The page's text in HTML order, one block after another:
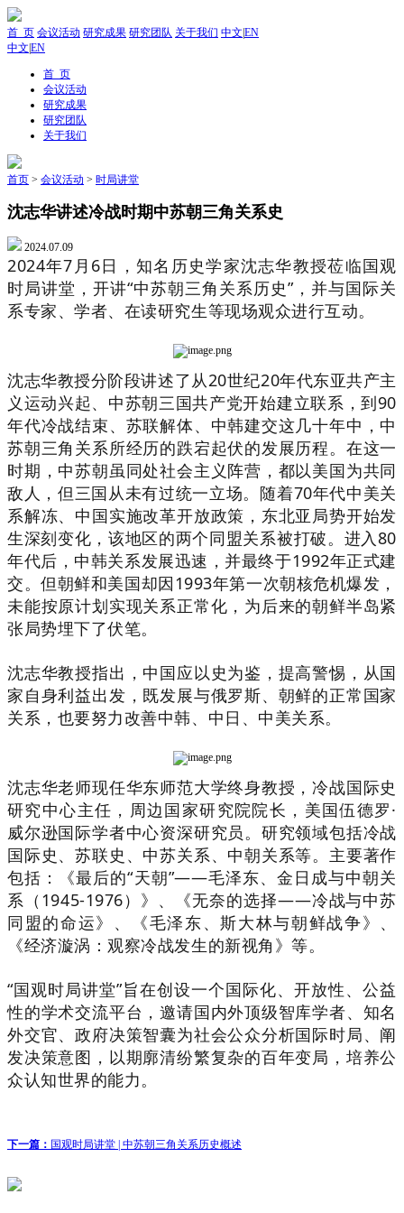
首 页 会议活动 研究成果 研究团队 关于我们 中文 EN
中文 EN
首 页
会议活动
研究成果
研究团队
关于我们
首页 > 会议活动 > 时局讲堂
沈志华讲述冷战时期中苏朝三角关系史
2024.07.09
2024年7月6日，知名历史学家沈志华教授莅临国观
时局讲堂，开讲“中苏朝三角关系历史”，并与国际关
系专家、学者、在读研究生等现场观众进行互动。
沈志华教授分阶段讲述了从20世纪20年代东亚共产主
义运动兴起、中苏朝三国共产党开始建立联系，到90
年代冷战结束、苏联解体、中韩建交这几十年中，中
苏朝三角关系所经历的跌宕起伏的发展历程。在这一
时期，中苏朝虽同处社会主义阵营，都以美国为共同
敌人，但三国从未有过统一立场。随着70年代中美关
系解冻、中国实施改革开放政策，东北亚局势开始发
生深刻变化，该地区的两个同盟关系被打破。进入80
年代后，中韩关系发展迅速，并最终于1992年正式建
交。但朝鲜和美国却因1993年第一次朝核危机爆发，
未能按原计划实现关系正常化，为后来的朝鲜半岛紧
张局势埋下了伏笔。
沈志华教授指出，中国应以史为鉴，提高警惕，从国
家自身利益出发，既发展与俄罗斯、朝鲜的正常国家
关系，也要努力改善中韩、中日、中美关系。
沈志华老师现任华东师范大学终身教授，冷战国际史
研究中心主任，周边国家研究院院长，美国伍德罗·
威尔逊国际学者中心资深研究员。研究领域包括冷战
国际史、苏联史、中苏关系、中朝关系等。主要著作
包括：《最后的“天朝”——毛泽东、金日成与中朝关
系（1945-1976）》、《无奈的选择——冷战与中苏
同盟的命运》、《毛泽东、斯大林与朝鲜战争》、
《经济漩涡：观察冷战发生的新视角》等。
“国观时局讲堂”旨在创设一个国际化、开放性、公益
性的学术交流平台，邀请国内外顶级智库学者、知名
外交官、政府决策智囊为社会公众分析国际时局、阐
发决策意图，以期廓清纷繁复杂的百年变局，培养公
众认知世界的能力。
下一篇： 国观时局讲堂 | 中苏朝三角关系历史概述